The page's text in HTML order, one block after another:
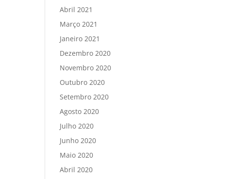
Abril 2021
Março 2021
Janeiro 2021
Dezembro 2020
Novembro 2020
Outubro 2020
Setembro 2020
Agosto 2020
Julho 2020
Junho 2020
Maio 2020
Abril 2020